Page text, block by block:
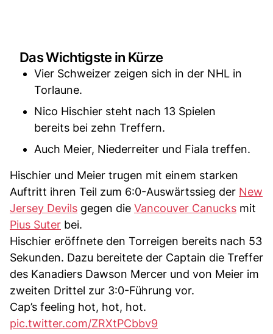
Das Wichtigste in Kürze
Vier Schweizer zeigen sich in der NHL in
Torlaune.
Nico Hischier steht nach 13 Spielen
bereits bei zehn Treffern.
Auch Meier, Niederreiter und Fiala treffen.
Hischier und Meier trugen mit einem starken
Auftritt ihren Teil zum 6:0-Auswärtssieg der New
Jersey Devils gegen die Vancouver Canucks mit
Pius Suter bei.
Hischier eröffnete den Torreigen bereits nach 53
Sekunden. Dazu bereitete der Captain die Treffer
des Kanadiers Dawson Mercer und von Meier im
zweiten Drittel zur 3:0-Führung vor.
Cap’s feeling hot, hot, hot.
pic.twitter.com/ZRXtPCbbv9